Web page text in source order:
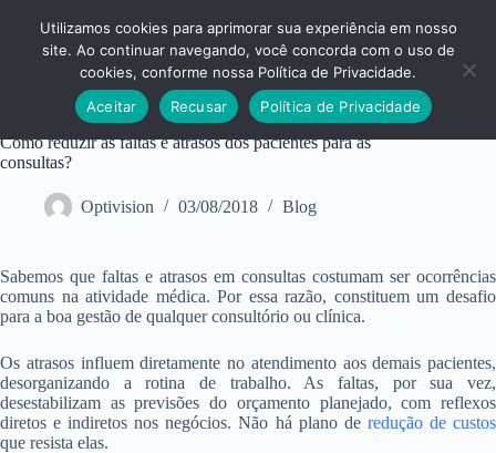
Como reduzir as faltas e atrasos dos pacientes para as
consultas?
Optivision 03/08/2018 Blog
Sabemos que faltas e atrasos em consultas costumam ser ocorrências
comuns na atividade médica. Por essa razão, constituem um desafio
para a boa gestão de qualquer consultório ou clínica.
Os atrasos influem diretamente no atendimento aos demais pacientes,
desorganizando a rotina de trabalho. As faltas, por sua vez,
desestabilizam as previsões do orçamento planejado, com reflexos
diretos e indiretos nos negócios. Não há plano de redução de custos
que resista elas.
Utilizamos cookies para aprimorar sua experiência em nosso
site. Ao continuar navegando, você concorda com o uso de
cookies, conforme nossa Política de Privacidade.
Aceitar
Recusar Política de Privacidade